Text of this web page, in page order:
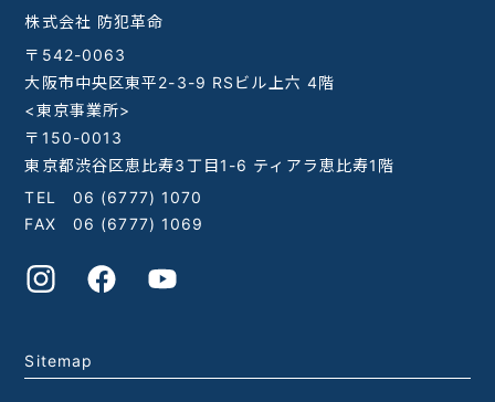
株式会社 防犯革命
〒542-0063
大阪市中央区東平2-3-9 RSビル上六 4階
<東京事業所>
〒150-0013
東京都渋谷区恵比寿3丁目1-6 ティアラ恵比寿1階
TEL 06 (6777) 1070
FAX 06 (6777) 1069
Sitemap